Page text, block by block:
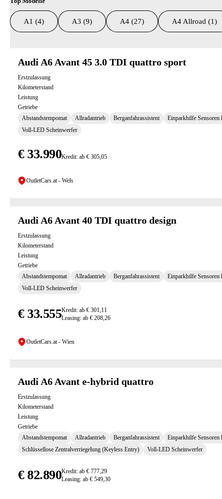
A1 (4) A3 (9) A4 (27) A4 Allroad (1)
Audi A6 Avant 45 3.0 TDI quattro sport
Erstzulassung
Kilometerstand
Leistung
Getriebe
Abstandstempomat
Allradantrieb Berganfahrassistent
Einparkhilfe Sensoren
Voll-LED Scheinwerfer
€ 33.990Kredit: ab € 305,05
OutletCars.at - Wels
Audi A6 Avant 40 TDI quattro design
Erstzulassung
Kilometerstand
Leistung
Getriebe
Abstandstempomat
Allradantrieb Berganfahrassistent
Einparkhilfe Sensoren
Voll-LED Scheinwerfer
€ 33.555Kredit: ab € 301,11
Leasing: ab € 208,26
OutletCars.at - Wien
Audi A6 Avant e-hybrid quattro
Erstzulassung
Kilometerstand
Leistung
Getriebe
Abstandstempomat
Allradantrieb Berganfahrassistent
Einparkhilfe Sensoren
Schlüssellose Zentralverriegelung (Keyless Entry)
Voll-LED Scheinwerfer
€ 82.890Kredit: ab € 777,29
Leasing: ab € 549,30